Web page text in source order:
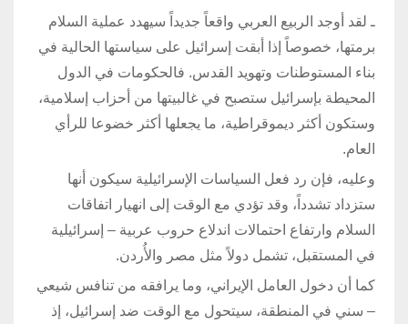
ـ لقد أوجد الربيع العربي واقعاً جديداً سيهدد عملية السلام
برمتها، خصوصاً إذا أبقت إسرائيل على سياستها الحالية في
بناء المستوطنات وتهويد القدس. فالحكومات في الدول
المحيطة بإسرائيل ستصبح في غالبيتها من أحزاب إسلامية،
وستكون أكثر ديموقراطية، ما يجعلها أكثر خضوعا للرأي
العام.
وعليه، فإن رد فعل السياسات الإسرائيلية سيكون أنها
ستزداد تشدداً، وقد تؤدي مع الوقت إلى انهيار اتفاقات
السلام وارتفاع احتمالات اندلاع حروب عربية – إسرائيلية
في المستقبل، تشمل دولاً مثل مصر والأُردن.
كما أن دخول العامل الإيراني، وما يرافقه من تنافس شيعي
– سني في المنطقة، سيتحول مع الوقت ضد إسرائيل، إذ